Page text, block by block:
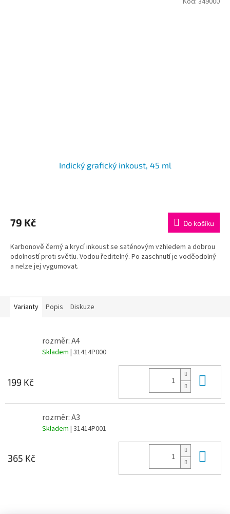
Indický grafický inkoust, 45 ml
79 Kč Do košíku
Karbonově černý a krycí inkoust se saténovým vzhledem a dobrou
odolností proti světlu. Vodou ředitelný. Po zaschnutí je voděodolný
a nelze jej vygumovat.
Varianty Popis Diskuze
rozměr: A4
Skladem | 31414P000
199 Kč
rozměr: A3
Skladem | 31414P001
365 Kč